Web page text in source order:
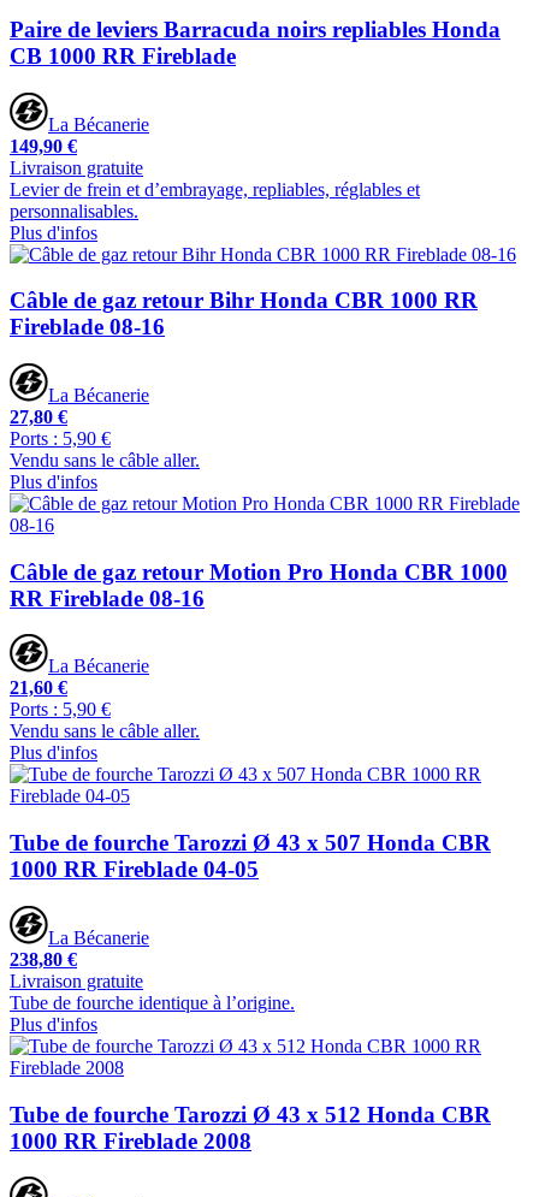
Paire de leviers Barracuda noirs repliables Honda
CB 1000 RR Fireblade
La Bécanerie
149,90 €
Livraison gratuite
Levier de frein et d’embrayage, repliables, réglables et
personnalisables.
Plus d'infos
Câble de gaz retour Bihr Honda CBR 1000 RR
Fireblade 08-16
La Bécanerie
27,80 €
Ports : 5,90 €
Vendu sans le câble aller.
Plus d'infos
Câble de gaz retour Motion Pro Honda CBR 1000
RR Fireblade 08-16
La Bécanerie
21,60 €
Ports : 5,90 €
Vendu sans le câble aller.
Plus d'infos
Tube de fourche Tarozzi Ø 43 x 507 Honda CBR
1000 RR Fireblade 04-05
La Bécanerie
238,80 €
Livraison gratuite
Tube de fourche identique à l’origine.
Plus d'infos
Tube de fourche Tarozzi Ø 43 x 512 Honda CBR
1000 RR Fireblade 2008